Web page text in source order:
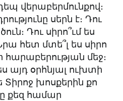
վերաբերմունքով։
սերն է։ Դու
Դու սիրո՞ւմ ես
հետ մտե՞լ ես սիրո
մեջ։
այդ օրհնյալ ուխտի
խոսքերին քո
քեզ համար